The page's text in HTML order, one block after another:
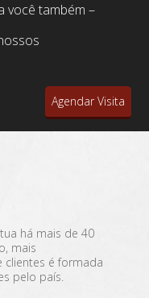
você também –
Agendar Visita
há mais de 40
mais
clientes é formada
pelo país.